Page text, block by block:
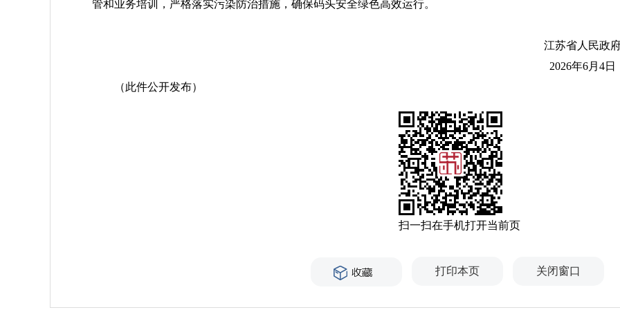
管和业务培训，严格落实污染防治措施，确保码头安全绿色高效运行。
江苏省人民政
2026年6月4日
（此件公开发布）
扫一扫在手机打开当前页
打印本页 关闭窗口